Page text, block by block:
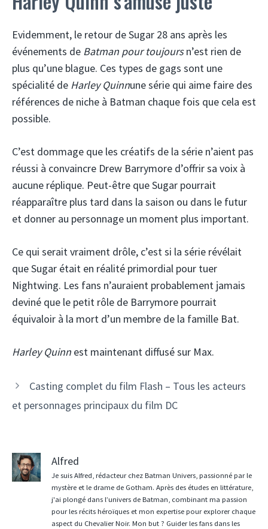
Evidemment, le retour de Sugar 28 ans après les
événements de Batman pour toujoursn’est rien de
plus qu’une blague. Ces types de gags sont une
spécialité de Harley Quinnune série qui aime faire des
références de niche à Batman chaque fois que cela est
possible.
C’est dommage que les créatifs de la série n’aient pas
réussi à convaincre Drew Barrymore d’offrir sa voix à
aucune réplique. Peut-être que Sugar pourrait
réapparaître plus tard dans la saison ou dans le futur
et donner au personnage un moment plus important.
Ce qui serait vraiment drôle, c’est si la série révélait
que Sugar était en réalité primordial pour tuer
Nightwing. Les fans n’auraient probablement jamais
deviné que le petit rôle de Barrymore pourrait
équivaloir à la mort d’un membre de la famille Bat.
Harley Quinn est maintenant diffusé sur Max.
Casting complet du film Flash – Tous les acteurs
et personnages principaux du film DC
Alfred
Je suis Alfred, rédacteur chez Batman Univers, passionné par le
mystère et le drame de Gotham. Après des études en littérature,
j'ai plongé dans l’univers de Batman, combinant ma passion
pour les récits héroïques et mon expertise pour explorer chaque
aspect du Chevalier Noir. Mon but ? Guider les fans dans les